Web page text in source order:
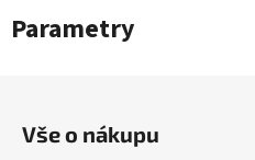
Parametry
Vše o nákupu